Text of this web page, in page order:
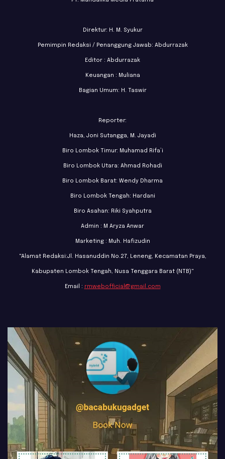
Direktur: H. M. Syukur
Pemimpin Redaksi / Penanggung Jawab: Abdurrazak
Editor : Abdurrazak
Keuangan : Muliana
Bagian Umum: H. Taswir
Reporter:
Haza, Joni Sutangga, M. Jayadi
Biro Lombok Timur: Muhamad Rifa’i
Biro Lombok Utara: Ahmad Rohadi
Biro Lombok Barat: Wendy Dharma
Biro Lombok Tengah: Hardani
Biro Asahan: Riki Syahputra
Admin : M Aryza Anwar
Marketing : Muh. Hafizudin
"Alamat Redaksi:Jl. Hasanuddin No.27, Leneng, Kecamatan Praya,
Kabupaten Lombok Tengah, Nusa Tenggara Barat (NTB)"
Email : rmwebofficial@gmail.com